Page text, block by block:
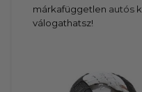
márkafüggetlen autós
válogathatsz!